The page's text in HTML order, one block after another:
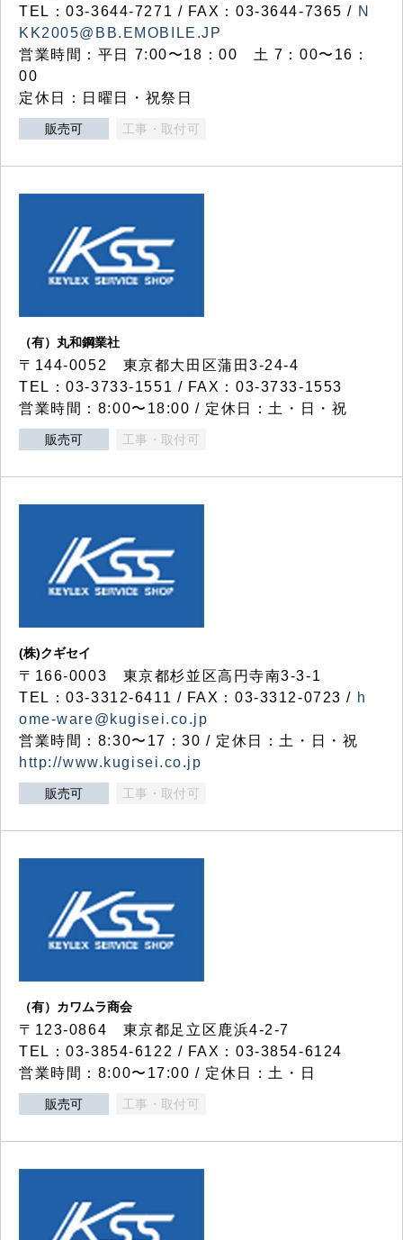
TEL：03‐3644‐7271 / FAX：03-3644-7365 / N
KK2005@BB.EMOBILE.JP
営業時間：平日 7:00〜18：00 土 7：00〜16：
00
定休日：日曜日・祝祭日
販売可 工事・取付可
（有）丸和鋼業社
〒144-0052 東京都大田区蒲田3-24-4
TEL：03-3733-1551 / FAX：03-3733-1553
営業時間：8:00〜18:00 / 定休日：土・日・祝
販売可 工事・取付可
(株)クギセイ
〒166-0003 東京都杉並区高円寺南3-3-1
TEL：03-3312-6411 / FAX：03-3312-0723 / h
ome-ware@kugisei.co.jp
営業時間：8:30〜17：30 / 定休日：土・日・祝
http://www.kugisei.co.jp
販売可 工事・取付可
（有）カワムラ商会
〒123-0864 東京都足立区鹿浜4-2-7
TEL：03-3854-6122 / FAX：03-3854-6124
営業時間：8:00〜17:00 / 定休日：土・日
販売可 工事・取付可